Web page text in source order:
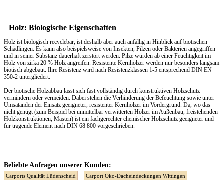
Holz: Biologische Eigenschaften
Holz ist biologisch recyclebar, ist deshalb aber auch anfällig in Hinblick auf biotischen
Schädlingen. Es kann also beispielsweise von Insekten, Pilzen oder Bakterien angegriffen
und in seiner Substanz dauerhaft zerstört werden. Pilze würden ab einer Feuchtigkeit im
Holz von zirka 20 % Holz angreifen. Resistente Kernhölzer werden nur besonders langsam
biotisch abgebaut. Ihre Resistenz wird nach Resistenzklassen 1-5 entsprechend DIN EN
350-2 untergliedert.
Der biotische Holzabbau lässt sich fast vollständig durch konstruktiven Holzschutz
vermindern oder vermeiden. Dabei stehen die Verhinderung der Befeuchtung sowie unter
Umsatänden der Einsatz geeigneter, resistenter Kernhölzer im Vordergrund. Da, wo das
nicht genügt (zum Beispiel bei unmittelbar verwitterten Hölzer im Außenbau, freistehenden
Holzkonstruktionen, Masten) ist ein fachgerechter chemischer Holzschutz geeigneter und
für tragende Element nach DIN 68 800 vorgeschrieben.
Beliebte Anfragen unserer Kunden:
Carports Qualität Lüdenscheid Carport Öko-Dacheindeckungen Wittingen